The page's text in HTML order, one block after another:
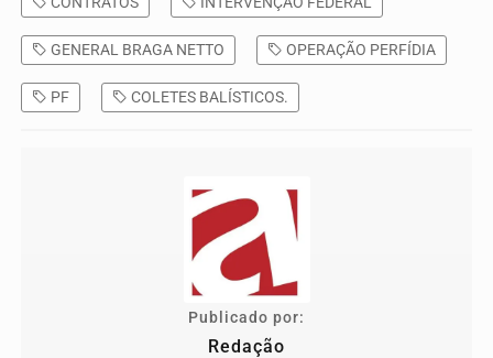
GENERAL BRAGA NETTO OPERAÇÃO PERFÍDIA
PF COLETES BALÍSTICOS.
Publicado por:
Redação